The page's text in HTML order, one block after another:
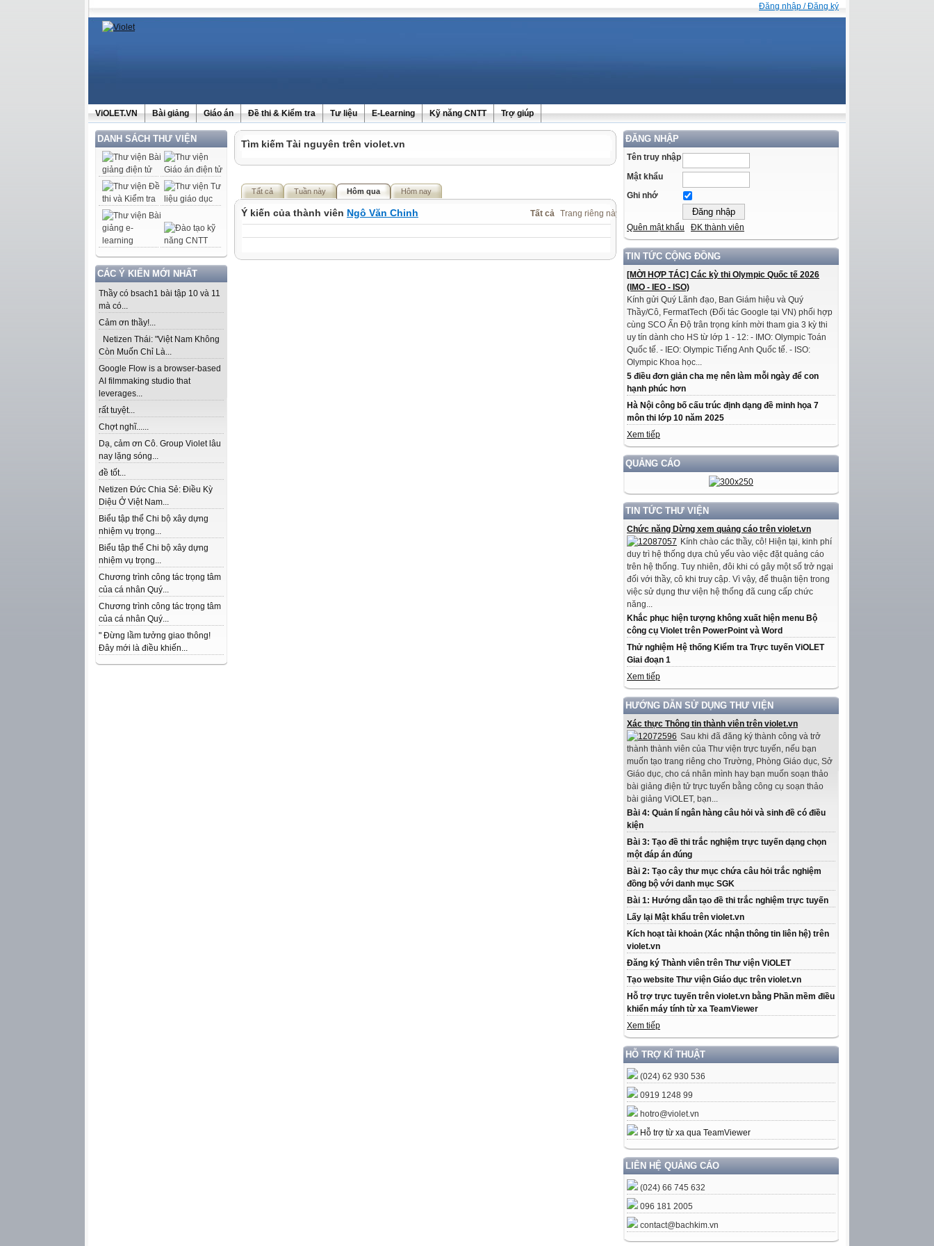
Đăng nhập / Đăng ký
ViOLET.VN Bài giảng Giáo án Đề thi & Kiểm tra Tư liệu E-Learning Kỹ năng CNTT Trợ giúp
DANH SÁCH THƯ VIỆN
CÁC Ý KIẾN MỚI NHẤT
Thầy có bsach1 bài tập 10 và 11
mà có...
Cảm ơn thầy!...
Netizen Thái: "Việt Nam Không
Còn Muốn Chỉ Là...
Google Flow is a browser-based
AI filmmaking studio that
leverages...
rất tuyệt...
Chợt nghĩ......
Dạ, cảm ơn Cô. Group Violet lâu
nay lặng sóng...
đề tốt...
Netizen Đức Chia Sẻ: Điều Kỳ
Diệu Ở Việt Nam...
Biểu tập thể Chi bộ xây dựng
nhiệm vụ trọng...
Biểu tập thể Chi bộ xây dựng
nhiệm vụ trọng...
Chương trình công tác trọng tâm
của cá nhân Quý...
Chương trình công tác trọng tâm
của cá nhân Quý...
" Đừng lầm tưởng giao thông!
Đây mới là điều khiến...
ĐĂNG NHẬP
Tên truy nhập
Mật khẩu
Ghi nhớ
Quên mật khẩu ĐK thành viên
TIN TỨC CỘNG ĐỒNG
[MỜI HỢP TÁC] Các kỳ thi Olympic Quốc tế 2026
(IMO - IEO - ISO)
Kính gửi Quý Lãnh đạo, Ban Giám hiệu và Quý
Thầy/Cô, FermatTech (Đối tác Google tại VN) phối hợp
cùng SCO Ấn Độ trân trọng kính mời tham gia 3 kỳ thi
uy tín dành cho HS từ lớp 1 - 12: - IMO: Olympic Toán
Quốc tế. - IEO: Olympic Tiếng Anh Quốc tế. - ISO:
Olympic Khoa học...
5 điều đơn giản cha mẹ nên làm mỗi ngày để con
hạnh phúc hơn
Hà Nội công bố cấu trúc định dạng đề minh họa 7
môn thi lớp 10 năm 2025
Xem tiếp
QUẢNG CÁO
TIN TỨC THƯ VIỆN
Chức năng Dừng xem quảng cáo trên violet.vn
Kính chào các thầy, cô! Hiện tại, kinh phí
duy trì hệ thống dựa chủ yếu vào việc đặt quảng cáo
trên hệ thống. Tuy nhiên, đôi khi có gây một số trở ngại
đối với thầy, cô khi truy cập. Vì vậy, để thuận tiện trong
việc sử dụng thư viện hệ thống đã cung cấp chức
năng...
Khắc phục hiện tượng không xuất hiện menu Bộ
công cụ Violet trên PowerPoint và Word
Thử nghiệm Hệ thống Kiểm tra Trực tuyến ViOLET
Giai đoạn 1
Xem tiếp
HƯỚNG DẪN SỬ DỤNG THƯ VIỆN
Xác thực Thông tin thành viên trên violet.vn
Sau khi đã đăng ký thành công và trở
thành thành viên của Thư viện trực tuyến, nếu bạn
muốn tạo trang riêng cho Trường, Phòng Giáo dục, Sở
Giáo dục, cho cá nhân mình hay bạn muốn soạn thảo
bài giảng điện tử trực tuyến bằng công cụ soạn thảo
bài giảng ViOLET, bạn...
Bài 4: Quản lí ngân hàng câu hỏi và sinh đề có điều
kiện
Bài 3: Tạo đề thi trắc nghiệm trực tuyến dạng chọn
một đáp án đúng
Bài 2: Tạo cây thư mục chứa câu hỏi trắc nghiệm
đồng bộ với danh mục SGK
Bài 1: Hướng dẫn tạo đề thi trắc nghiệm trực tuyến
Lấy lại Mật khẩu trên violet.vn
Kích hoạt tài khoản (Xác nhận thông tin liên hệ) trên
violet.vn
Đăng ký Thành viên trên Thư viện ViOLET
Tạo website Thư viện Giáo dục trên violet.vn
Hỗ trợ trực tuyến trên violet.vn bằng Phần mềm điều
khiển máy tính từ xa TeamViewer
Xem tiếp
HỖ TRỢ KĨ THUẬT
(024) 62 930 536
0919 1248 99
hotro@violet.vn
Hỗ trợ từ xa qua TeamViewer
LIÊN HỆ QUẢNG CÁO
(024) 66 745 632
096 181 2005
contact@bachkim.vn
Tìm kiếm Tài nguyên trên violet.vn
Tất cả Tuần này Hôm qua Hôm nay
Tất cả Trang riêng này
Ý kiến của thành viên Ngô Văn Chinh